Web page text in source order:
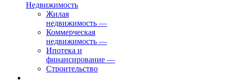
Недвижимость
Жилая
недвижимость —
Коммерческая
недвижимость —
Ипотека и
финансирование —
Строительство